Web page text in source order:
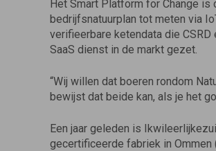
Het Smart Platform for Change is
bedrijfsnatuurplan tot meten via
verifieerbare ketendata die
SaaS dienst in de markt gezet.
“Wij willen dat boeren rondom
bewijst dat beide kan, als je het
Een jaar geleden is
gecertificeerde fabriek in Ommen